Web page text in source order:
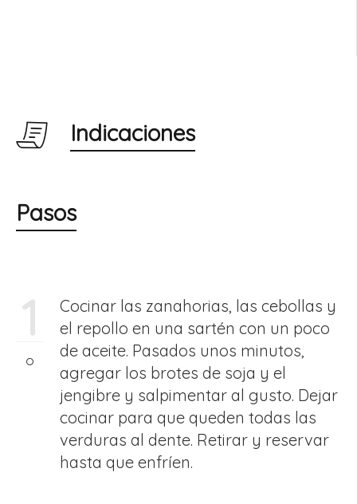
Indicaciones
Pasos
1
Cocinar las zanahorias, las cebollas y
el repollo en una sartén con un poco
de aceite. Pasados unos minutos,
agregar los brotes de soja y el
jengibre y salpimentar al gusto. Dejar
cocinar para que queden todas las
verduras al dente. Retirar y reservar
hasta que enfríen.